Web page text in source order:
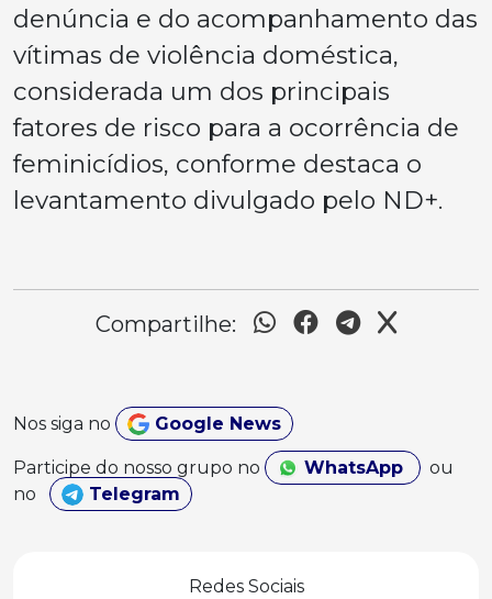
denúncia e do acompanhamento das
vítimas de violência doméstica,
considerada um dos principais
fatores de risco para a ocorrência de
feminicídios, conforme destaca o
levantamento divulgado pelo ND+.
Compartilhe:
Nos siga no Google News
Participe do nosso grupo no WhatsApp
ou
no
Telegram
Redes Sociais